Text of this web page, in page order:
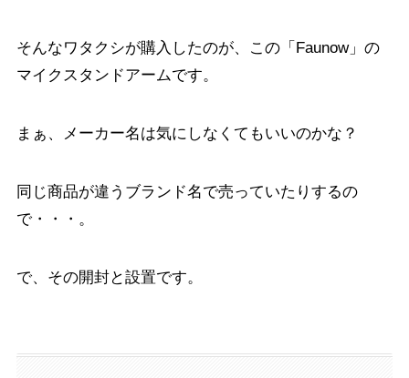
そんなワタクシが購入したのが、この「Faunow」の
マイクスタンドアームです。
まぁ、メーカー名は気にしなくてもいいのかな？
同じ商品が違うブランド名で売っていたりするの
で・・・。
で、その開封と設置です。